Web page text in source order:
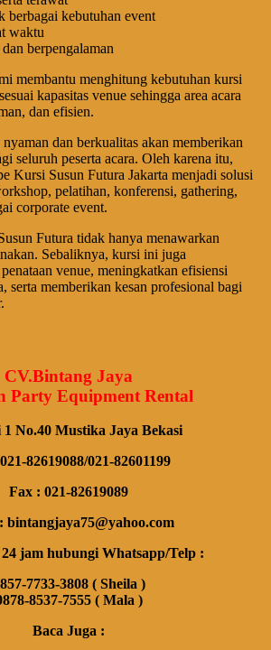
berbagai kebutuhan event
waktu
berpengalaman
membantu menghitung kebutuhan kursi
kapasitas venue sehingga area acara
dan efisien.
dan berkualitas akan memberikan
seluruh peserta acara. Oleh karena itu,
Kursi Susun Futura Jakarta menjadi solusi
pelatihan, konferensi, gathering,
corporate event.
Futura tidak hanya menawarkan
Sebaliknya, kursi ini juga
venue, meningkatkan efisiensi
serta memberikan kesan profesional bagi
CV.Bintang Jaya
Party Equipment Rental
1 No.40 Mustika Jaya Bekasi
82619088/021-82601199
Fax : 021-82619089
bintangjaya75@yahoo.com
jam hubungi Whatsapp/Telp :
7733-3808 ( Sheila )
8537-7555 ( Mala )
Baca Juga :